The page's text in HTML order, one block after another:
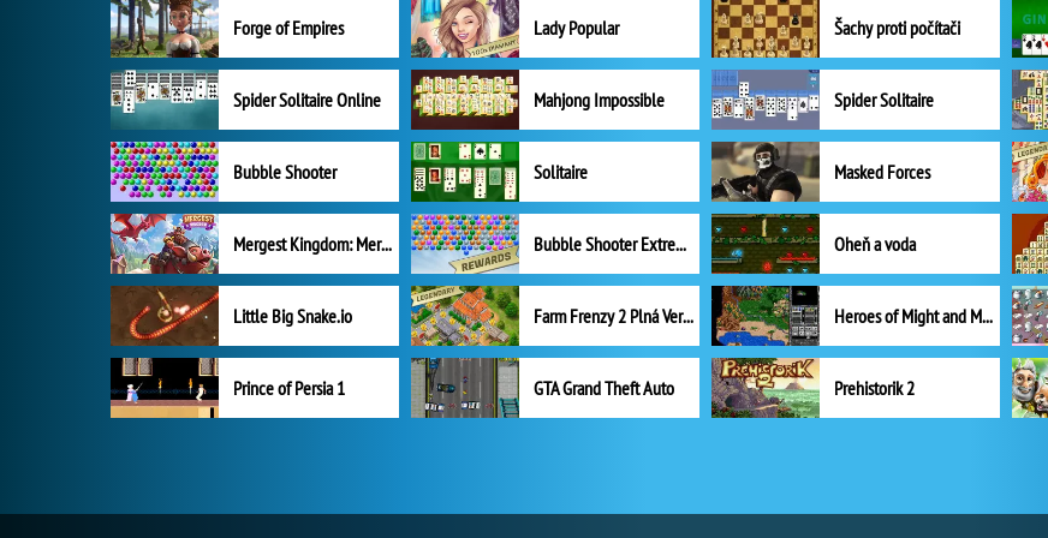
Forge of Empires Lady Popular Šachy proti počítači
Spider Solitaire Online Mahjong Impossible Spider Solitaire
Bubble Shooter Solitaire Masked Forces
Mergest Kingdom: Merge Puzzle Bubble Shooter Extreme Oheň a voda
Little Big Snake.io Farm Frenzy 2 Plná Verze Heroes of Might and Magic II
Prince of Persia 1 GTA Grand Theft Auto Prehistorik 2